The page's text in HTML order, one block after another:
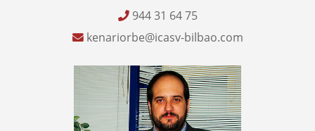
944 31 64 75
kenariorbe@icasv-bilbao.com